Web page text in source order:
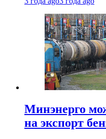
Минэнерго
на экспорт